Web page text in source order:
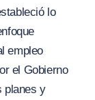
lo
empleo
el Gobierno
planes y